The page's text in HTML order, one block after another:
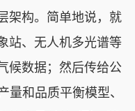
架构。简单地说，就
站、无人机多光谱等
候数据；然后传给公
量和品质平衡模型、